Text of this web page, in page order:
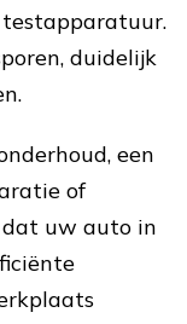
testapparatuur.
duidelijk
een
of
dat uw auto in